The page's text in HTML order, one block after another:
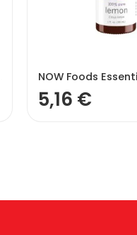
5,16 €